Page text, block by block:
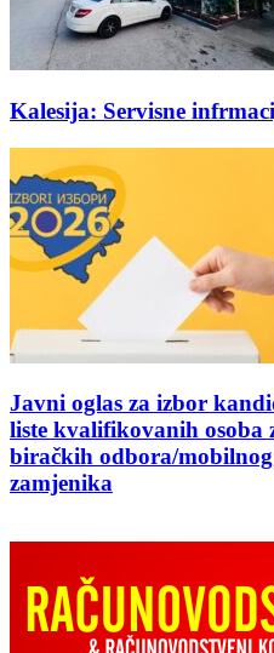
Kalesija: Servisne
Javni oglas za izbor
liste kvalifikovanih osoba
biračkih odbora/
zamjenika